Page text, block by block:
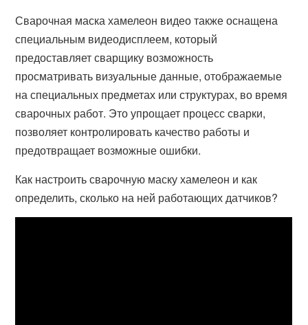
Сварочная маска хамелеон видео также оснащена
специальным видеодисплеем, который
предоставляет сварщику возможность
просматривать визуальные данные, отображаемые
на специальных предметах или структурах, во время
сварочных работ. Это упрощает процесс сварки,
позволяет контролировать качество работы и
предотвращает возможные ошибки.
Как настроить сварочную маску хамелеон и как
определить, сколько на ней работающих датчиков?